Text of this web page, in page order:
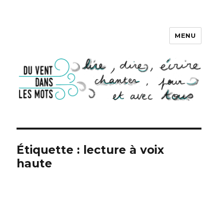
DU VENT DANS LES MOTS
MENU
Étiquette : lecture à voix
haute